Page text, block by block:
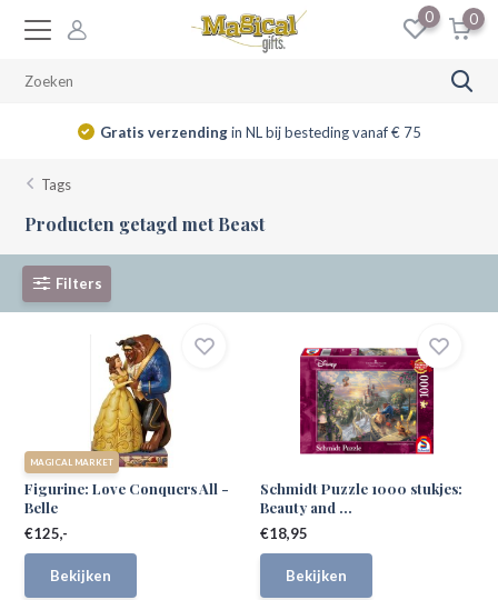
0 0
Gratis verzendingin NL bij besteding vanaf € 75
Tags
Producten getagd met Beast
Filters
MAGICAL MARKET
Figurine: Love Conquers All -
Belle
€125,-
Bekijken
Schmidt Puzzle 1000 stukjes:
Beauty and ...
€18,95
Bekijken